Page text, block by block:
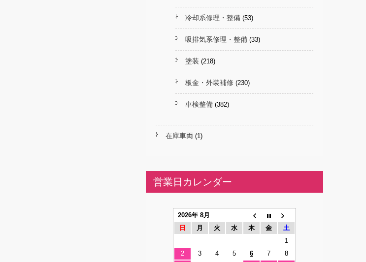
冷却系修理・整備 (53)
吸排気系修理・整備 (33)
塗装 (218)
板金・外装補修 (230)
車検整備 (382)
在庫車両 (1)
営業日カレンダー
2026年 8月
日
月 火 水 木 金
土
1
2
3 4 5 6 7
8